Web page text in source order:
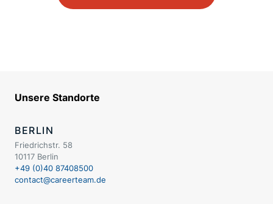
Unsere Standorte
BERLIN
Friedrichstr. 58
10117 Berlin
+49 (0)40 87408500
contact@careerteam.de